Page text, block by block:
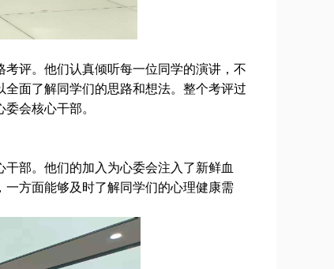
评。他们认真倾听每一位同学的演讲，不
面了解同学们的思路和想法。整个考评过
会核心干部。
部。他们的加入为心委会注入了新鲜血
方面能够及时了解同学们的心理健康需